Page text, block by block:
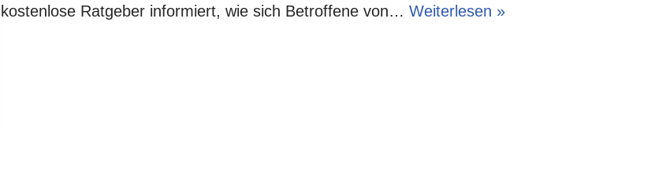
kostenlose Ratgeber informiert, wie sich Betroffene von… Weiterlesen »